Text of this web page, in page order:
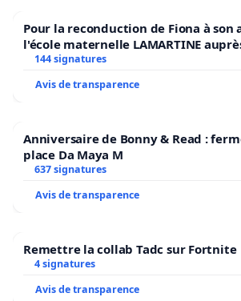
Pour la reconduction de Fiona à son
l'école maternelle LAMARTINE
2026/2027
144 signatures
Avis de transparence
Anniversaire de Bonny & Read :
place Da Maya M
637 signatures
Avis de transparence
Remettre la collab Tadc sur Fortnite
4 signatures
Avis de transparence